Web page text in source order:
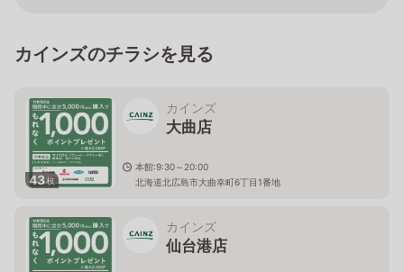
カインズのチラシを見る
43枚
カインズ
大曲店
本館:9:30～20:00
北海道北広島市大曲幸町6丁目1番地
カインズ
仙台港店